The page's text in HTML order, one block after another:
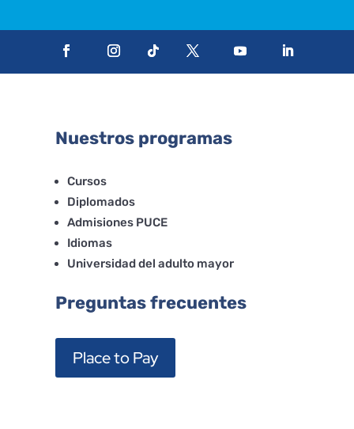
Nuestros programas
Cursos
Diplomados
Admisiones PUCE
Idiomas
Universidad del adulto mayor
Preguntas frecuentes
Place to Pay